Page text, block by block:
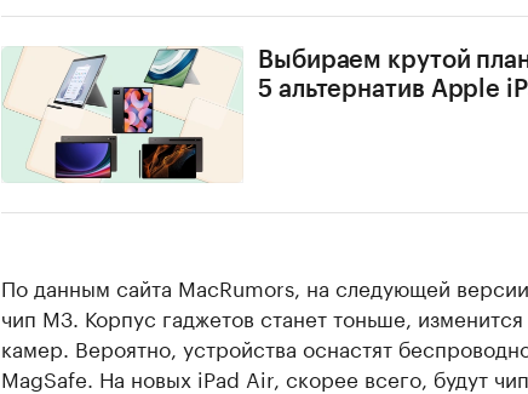
Выбираем крутой
5 альтернатив Apple
По данным сайта MacRumors, на следующей
чип M3. Корпус гаджетов станет тоньше,
камер. Вероятно, устройства оснастят
MagSafe. На новых iPad Air, скорее всего, будут